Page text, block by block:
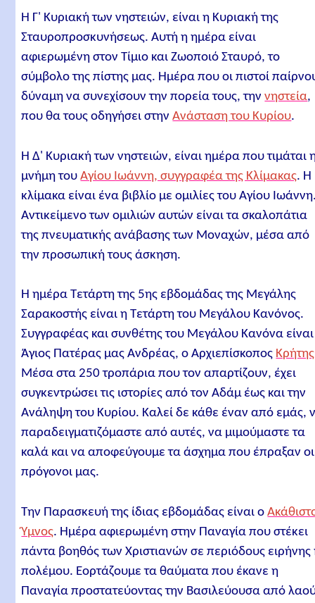
Η Γ' Κυριακή των νηστειών, είναι η Κυριακή της
Σταυροπροσκυνήσεως. Αυτή η ημέρα είναι
αφιερωμένη στον Τίμιο και Ζωοποιό Σταυρό, το
σύμβολο της πίστης μας. Ημέρα που οι πιστοί
δύναμη να συνεχίσουν την πορεία τους, τηννηστεία,
που θα τους οδηγήσει στηνΑνάσταση του Κυρίου.
Η Δ' Κυριακή των νηστειών, είναι ημέρα που τιμάται
μνήμη τουΑγίου Ιωάννη, συγγραφέα της Κλίμακας. Η
κλίμακα είναι ένα βιβλίο με ομιλίες του Αγίου
Αντικείμενο των ομιλιών αυτών είναι τα σκαλοπάτια
της πνευματικής ανάβασης των Μοναχών, μέσα από
την προσωπική τους άσκηση.
Η ημέρα Τετάρτη της 5ης εβδομάδας της Μεγάλης
Σαρακοστής είναι η Τετάρτη του Μεγάλου Κανόνος.
Συγγραφέας και συνθέτης του Μεγάλου Κανόνα
Άγιος Πατέρας μας Ανδρέας, ο Αρχιεπίσκοπος Κρήτης
Μέσα στα 250 τροπάρια που τον απαρτίζουν, έχει
συγκεντρώσει τις ιστορίες από τον Αδάμ έως και την
Ανάληψη του Κυρίου. Καλεί δε κάθε έναν από εμάς,
παραδειγματιζόμαστε από αυτές, να μιμούμαστε τα
καλά και να αποφεύγουμε τα άσχημα που έπραξαν οι
πρόγονοι μας.
Την Παρασκευή της ίδιας εβδομάδας είναι ο
Ύμνος. Ημέρα αφιερωμένη στην Παναγία που στέκει
πάντα βοηθός των Χριστιανών σε περιόδους ειρήνης
πολέμου. Εορτάζουμε τα θαύματα που έκανε η
Παναγία προστατεύοντας την Βασιλεύουσα από